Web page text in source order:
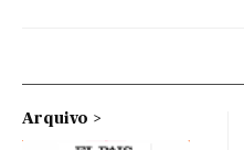
Arquivo